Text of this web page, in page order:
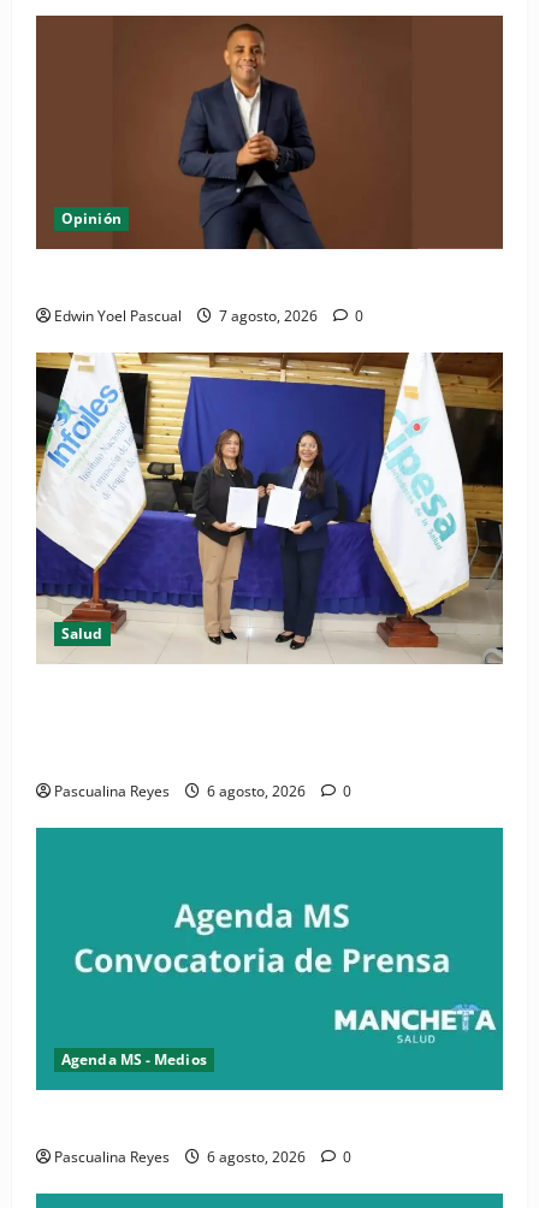
Opinión
Edwin Yoel Pascual 7 agosto, 2026 0
Salud
Pascualina Reyes 6 agosto, 2026 0
Agenda MS - Medios
Pascualina Reyes 6 agosto, 2026 0